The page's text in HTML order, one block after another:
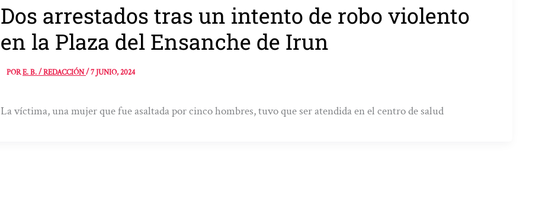
Dos arrestados tras un intento de robo violento
en la Plaza del Ensanche de Irun
PORE. B. / REDACCIÓN/7 JUNIO, 2024
La víctima, una mujer que fue asaltada por cinco hombres, tuvo que ser atendida en el centro de salud